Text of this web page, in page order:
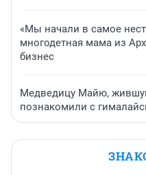
«Мы начали в самое
многодетная мама из
бизнес
Медведицу Майю,
познакомили с